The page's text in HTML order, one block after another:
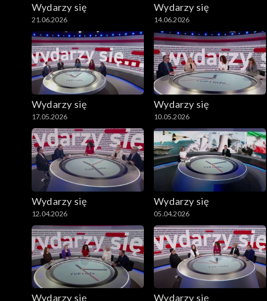
Wydarzy się
21.06.2026
Wydarzy się
14.06.2026
Wydarzy się
17.05.2026
Wydarzy się
10.05.2026
Wydarzy się
12.04.2026
Wydarzy się
05.04.2026
Wydarzy się Wydarzy się